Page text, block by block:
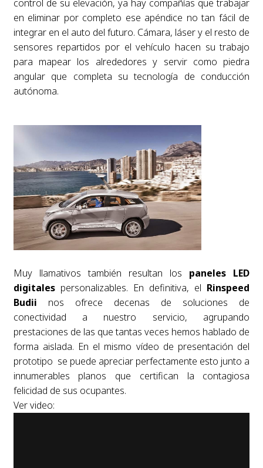
control de su elevación, ya hay compañías que trabajar
en eliminar por completo ese apéndice no tan fácil de
integrar en el auto del futuro. Cámara, láser y el resto de
sensores repartidos por el vehículo hacen su trabajo
para mapear los alrededores y servir como piedra
angular que completa su tecnología de conducción
autónoma.
Muy llamativos también resultan los paneles LED
digitales personalizables. En definitiva, el Rinspeed
Budii nos ofrece decenas de soluciones de
conectividad a nuestro servicio, agrupando
prestaciones de las que tantas veces hemos hablado de
forma aislada. En el mismo vídeo de presentación del
prototipo se puede apreciar perfectamente esto junto a
innumerables planos que certifican la contagiosa
felicidad de sus ocupantes.
Ver video: